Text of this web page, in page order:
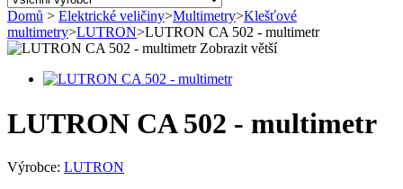
Domů > Elektrické veličiny>Multimetry>Klešťové
multimetry>LUTRON>LUTRON CA 502 - multimetr
Zobrazit větší
LUTRON CA 502 - multimetr
Výrobce: LUTRON